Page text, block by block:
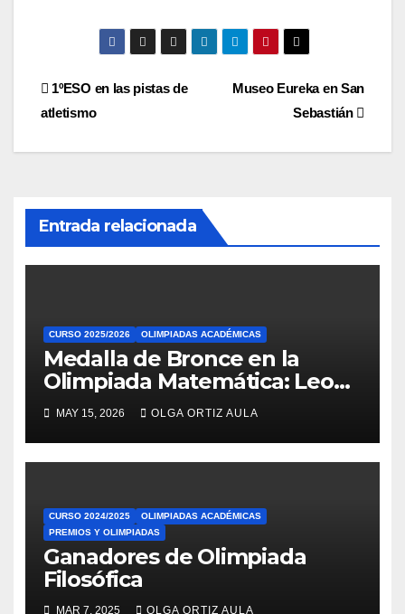
Navegación
Museo Eureka en San
Sebastián
1ºESO en las pistas de
atletismo
Entrada relacionada
CURSO 2025/2026 OLIMPIADAS ACADÉMICAS
Medalla de Bronce en la
Olimpiada Matemática: Leo
Vidal Parviainen
MAY 15, 2026 OLGA ORTIZ AULA
CURSO 2024/2025
OLIMPIADAS ACADÉMICAS
PREMIOS Y OLIMPIADAS
Ganadores de Olimpiada
Filosófica
MAR 7, 2025 OLGA ORTIZ AULA